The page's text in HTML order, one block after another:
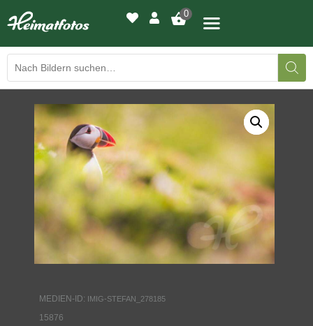
0
BILDERGALERIE
DRUCKQUALITÄTEN
LED-LEUCHTBILDER
WIR DRUCKEN IHR BILD
AUSSTELLUNGEN
KONTAKT
MEDIEN-ID: IMIG-STEFAN_278185
15876